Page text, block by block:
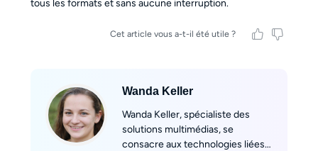
tous les formats et sans aucune interruption.
Cet article vous a-t-il été utile ?
Wanda Keller
Wanda Keller, spécialiste des
solutions multimédias, se
consacre aux technologies liées